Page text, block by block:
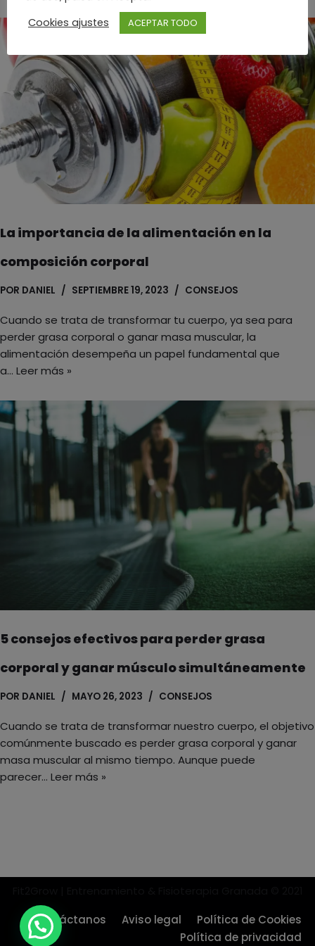
La importancia de la alimentación en la
composición corporal
POR DANIEL SEPTIEMBRE 19, 2023 CONSEJOS
Cuando se trata de transformar tu cuerpo, ya sea para
perder grasa corporal o ganar masa muscular, la
alimentación desempeña un papel fundamental que
a… Leer más »
5 consejos efectivos para perder grasa
corporal y ganar músculo simultáneamente
POR DANIEL MAYO 26, 2023 CONSEJOS
Cuando se trata de transformar nuestro cuerpo, el objetivo
comúnmente buscado es perder grasa corporal y ganar
masa muscular al mismo tiempo. Aunque puede
parecer… Leer más »
Contáctanos
Aviso legal
Política de Cookies
Política de privacidad
Cookies ajustes
ACEPTAR TODO